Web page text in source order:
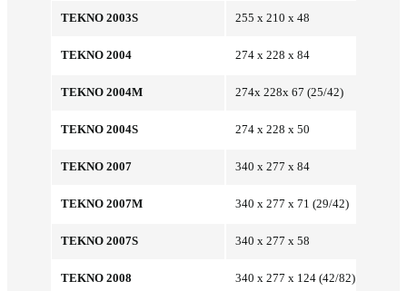
TEKNO 2003S 255 x 210 x 48
TEKNO 2004 274 x 228 x 84
TEKNO 2004M 274x 228x 67 (25/42)
TEKNO 2004S 274 x 228 x 50
TEKNO 2007 340 x 277 x 84
TEKNO 2007M 340 x 277 x 71 (29/42)
TEKNO 2007S 340 x 277 x 58
TEKNO 2008 340 x 277 x 124 (42/82)